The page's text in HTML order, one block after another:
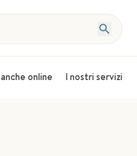
online I nostri servizi